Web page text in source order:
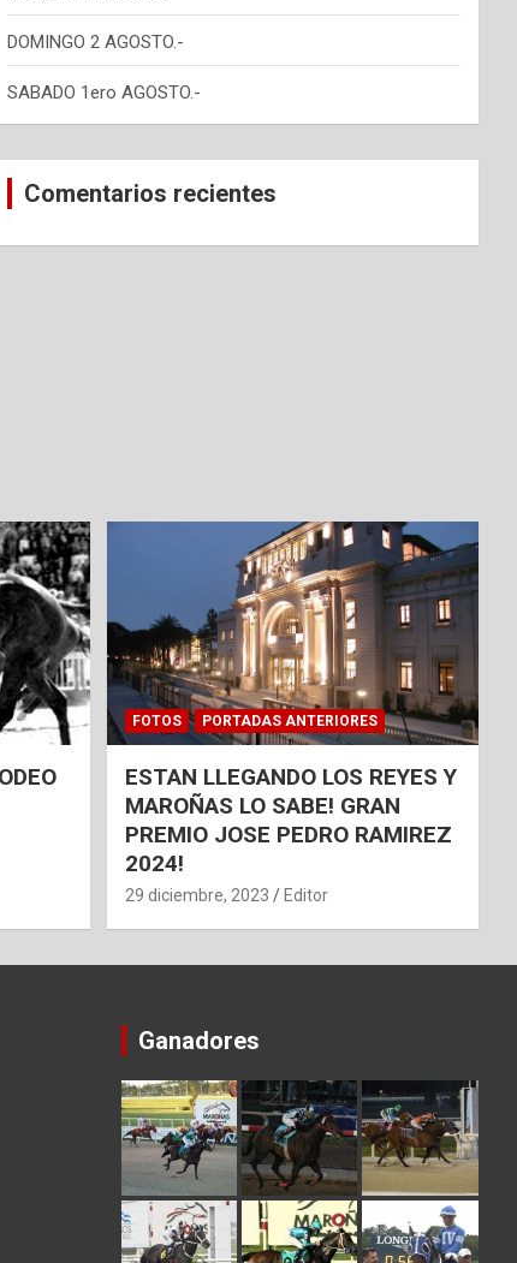
DOMINGO 2 AGOSTO.-
SABADO 1ero AGOSTO.-
Comentarios recientes
FOTOS PORTADAS ANTERIORES
ESTAN LLEGANDO LOS REYES Y
MAROÑAS LO SABE! GRAN
PREMIO JOSE PEDRO RAMIREZ
2024!
29 diciembre, 2023 Editor
Ganadores